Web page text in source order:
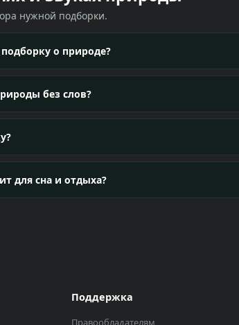
нужной подборки.
о природе?
без слов?
для сна и отдыха?
Поддержка
Правообладателям